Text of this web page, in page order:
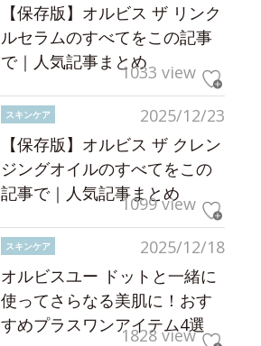
【保存版】オルビス ザ リンク
ルセラムのすべてをこの記事
で｜人気記事まとめ1033 view
2025/12/23
スキンケア
【保存版】オルビス ザ クレン
ジングオイルのすべてをこの
記事で｜人気記事まとめ
1099 view
2025/12/18
スキンケア
オルビスユー ドットと一緒に
使ってさらなる美肌に！おす
すめプラスワンアイテム4選
1828 view